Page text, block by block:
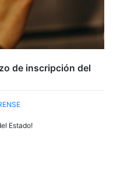
de inscripción del
Estado!